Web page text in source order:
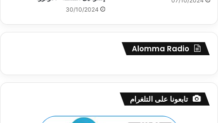
30/10/2024
Alomma Radio
تابعونا على التلغرام